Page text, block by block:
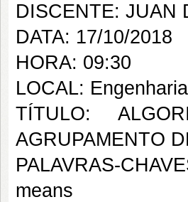
DISCENTE: JUAN
DATA: 17/10/2018
HORA: 09:30
LOCAL:
TÍTULO:
AGRUPAMENTO
PALAVRAS-
means